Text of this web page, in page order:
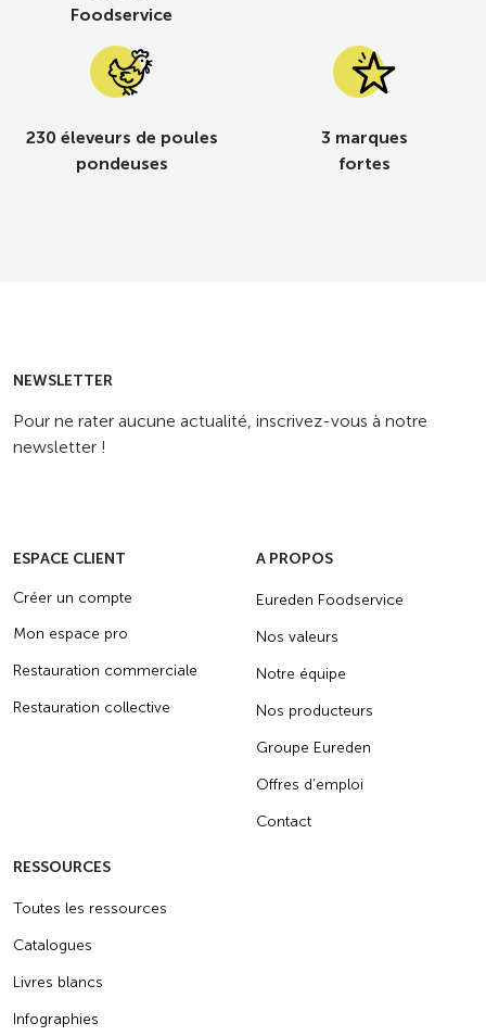
Foodservice
230 éleveurs de poules
pondeuses
3 marques
fortes
NEWSLETTER
Pour ne rater aucune actualité, inscrivez-vous à notre
newsletter !
ESPACE CLIENT
Créer un compte
Mon espace pro
Restauration commerciale
Restauration collective
A PROPOS
Eureden Foodservice
Nos valeurs
Notre équipe
Nos producteurs
Groupe Eureden
Offres d’emploi
Contact
RESSOURCES
Toutes les ressources
Catalogues
Livres blancs
Infographies